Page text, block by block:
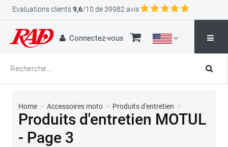
Evaluations clients9,6/10 de 39982 avis
Connectez-vous
Home > Accessoires moto > Produits d'entretien >
Produits d'entretien MOTUL
- Page 3